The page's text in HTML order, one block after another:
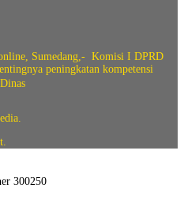
Sumedang,- Komisi I DPRD
peningkatan kompetensi